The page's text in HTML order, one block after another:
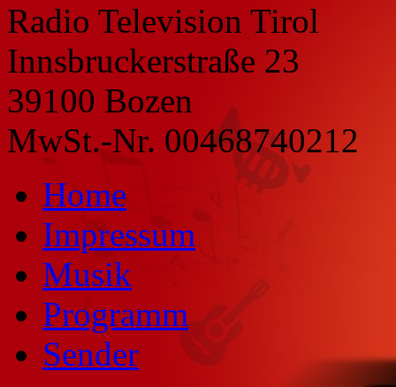
Radio Television Tirol
Innsbruckerstraße 23
39100 Bozen
MwSt.-Nr. 00468740212
Home
Impressum
Musik
Programm
Sender